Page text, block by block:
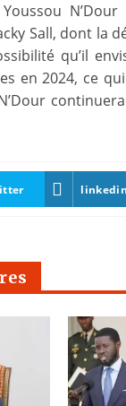
Sall, dont la
qu’il
en 2024, ce
linkedin